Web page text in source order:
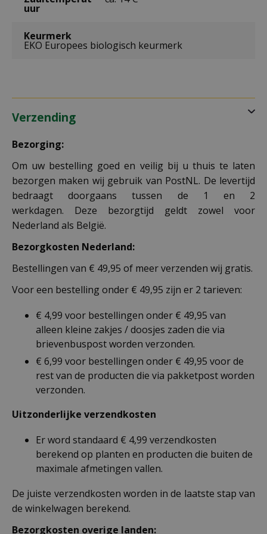
uur
Keurmerk
EKO Europees biologisch keurmerk
Verzending
Bezorging:
Om uw bestelling goed en veilig bij u thuis te laten
bezorgen maken wij gebruik van PostNL. De levertijd
bedraagt doorgaans tussen de 1 en 2
werkdagen. Deze bezorgtijd geldt zowel voor
Nederland als België.
Bezorgkosten Nederland:
Bestellingen van € 49,95 of meer verzenden wij gratis.
Voor een bestelling onder € 49,95 zijn er 2 tarieven:
€ 4,99 voor bestellingen onder € 49,95 van
alleen kleine zakjes / doosjes zaden die via
brievenbuspost worden verzonden.
€ 6,99 voor bestellingen onder € 49,95 voor de
rest van de producten die via pakketpost worden
verzonden.
Uitzonderlijke verzendkosten
Er word standaard € 4,99 verzendkosten
berekend op planten en producten die buiten de
maximale afmetingen vallen.
De juiste verzendkosten worden in de laatste stap van
de winkelwagen berekend.
Bezorgkosten overige landen: